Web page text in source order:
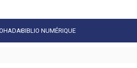
BIBLIO NUMÉRIQUE